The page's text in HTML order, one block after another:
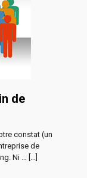
de
constat (un
de
Ni …
[…]